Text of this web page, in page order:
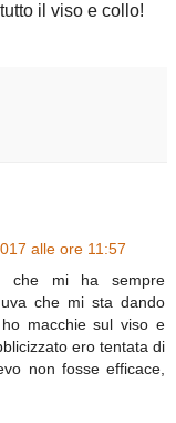
il viso e collo!
alle ore 11:57
che mi ha sempre
che mi sta dando
macchie sul viso e
ero tentata di
non fosse efficace,